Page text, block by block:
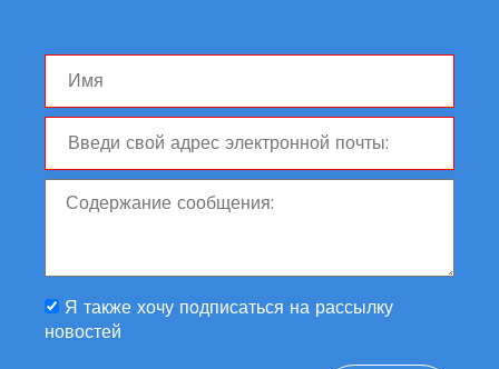
Я также хочу подписаться на рассылку
новостей